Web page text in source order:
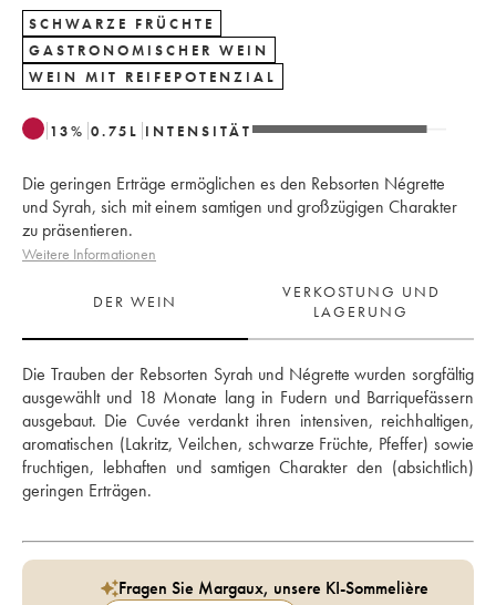
SCHWARZE FRÜCHTE
GASTRONOMISCHER WEIN
WEIN MIT REIFEPOTENZIAL
13% 0.75 L INTENSITÄT
Die geringen Erträge ermöglichen es den Rebsorten Négrette
und Syrah, sich mit einem samtigen und großzügigen Charakter
zu präsentieren.
Weitere Informationen
DER WEIN
VERKOSTUNG UND
LAGERUNG
Die Trauben der Rebsorten Syrah und Négrette wurden sorgfältig
ausgewählt und 18 Monate lang in Fudern und Barriquefässern
ausgebaut. Die Cuvée verdankt ihren intensiven, reichhaltigen,
aromatischen (Lakritz, Veilchen, schwarze Früchte, Pfeffer) sowie
fruchtigen, lebhaften und samtigen Charakter den (absichtlich)
Fragen Sie Margaux, unsere KI-Sommelière